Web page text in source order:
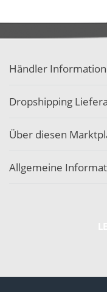
Händler
Dropshipping
Über diesen
Allgemeine